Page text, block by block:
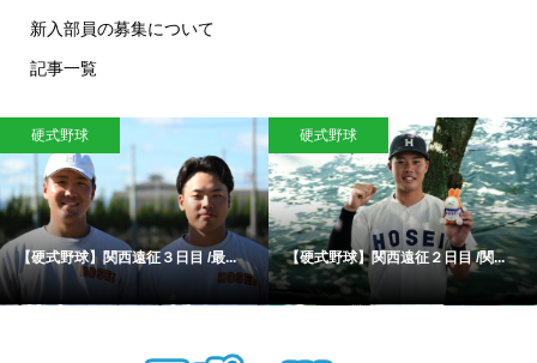
新入部員の募集について
記事一覧
】関西遠征３日目 /最...
硬式野球
【硬式野球】関西遠征２日目 /関...
水泳
【水泳】